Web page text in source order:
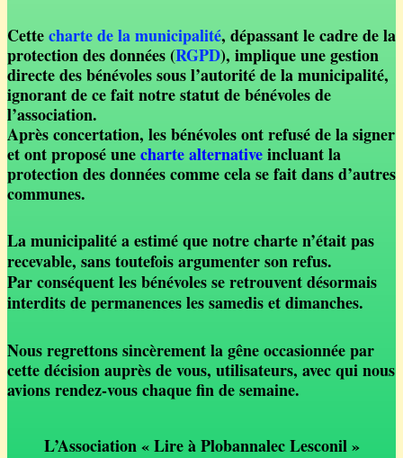
Cettecharte de la municipalité, dépassant le cadre de la
protection des données (RGPD), implique une gestion
directe des bénévoles sous l’autorité de la municipalité,
ignorant de ce fait notre statut de bénévoles de
l’association.
Après concertation, les bénévoles ont refusé de la signer
et ont proposé unecharte alternativeincluant la
protection des données comme cela se fait dans d’autres
communes.
La municipalité a estimé que notre charte n’était pas
recevable, sans toutefois argumenter son refus.
Par conséquent les bénévoles se retrouvent désormais
interdits de permanences les samedis et dimanches.
Nous regrettons sincèrement la gêne occasionnée par
cette décision auprès de vous, utilisateurs, avec qui nous
avions rendez-vous chaque fin de semaine.
L’Association « Lire à Plobannalec Lesconil »